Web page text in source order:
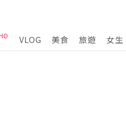
VLOG 美食 旅遊 女生